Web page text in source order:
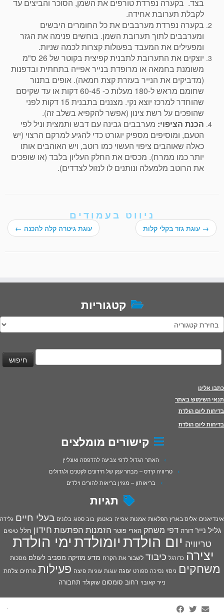
בצד. בקערה נפרדת טורפים את השמן, הסוכר והביצים עד
לקבלת תערובת אחידה.
בקערה נפרדת מערבבים את כל החומרים היבשים
ומערבבים לתוך תערובת השמן. בוחשים פנימה את הגזר
ומפעילים את המעבד בפעולות קצרות לכמה שניות.
יוצקים את התערובת לתבנית קפיצית בקוטר של 26 ס"מ
משומנת בחמאה או מרופדת בנייר אפייה בתחתית ובדפנות
(מדביקים את הנייר בעזרת קצת חמאה). אופים בתנור
שחומם מראש ל-180 מעלות כ- 60-45 דקות או עד שקיסם
שהוחדר למרכז יוצא נקי. מצננים בתבנית 15 דקות לפני
שהופכים על רשת צינון (אפשר להקפיא בשלב זה).
הכנת הציפוי: מערבבים גבינה עם דבש ותמצית וניל לפי
הטעם, ומוסיפים מספיק יוגורט כדי להגיע למרקם הרצוי (יש
כאלה שאוהבים ציפוי העשוי כמו רוטב, ויש האוהבים אותו
יותר כמו ממרח). מכסים את החלק העליון בלבד (או שופכים
את הרוטב מלמעלה ונותנים לו לנזול לצדדים).
ניווט בעמודים
→ עוגת גזר בקלי קלות עוגת גיטרה קלה להכנה ←
קטגוריות
קטגוריות
חיפוש:
כתבו אלינו
תנאי השימוש באתר
בדיחות ליום הולדת
בדיחות ליום הולדת
קישורים מומלצים
האתר הגדול לדפי צביעה להדפסה ואונליין
טריוויה קידס – מבחר ענק של חידונים לקטנים ולגדולים
בריאותון – מגזין בריאות להורים וילדים
תגיות
אינדיאנים אליס בארץ הפלאות אמנות אפייה באטמן בוב ספוג בלונים בעלי חיים גלידה
גליל נייר דורה דפי משחק הארי פוטר הזמנות הפתעות חידון חלל טיפים
טריוויה יום הולדתיומולדתימי הולדת
יצירה כדורגל כיבוד לשבור את הקרח מדע מוזיקה מסביב לעולם מסכות
משחקים ניסוי נסיכה ספורט עוגה עוגות עוגיות פיצה פעילות פרחים צלחת
נייר קאובוי רחוב סומסום שוקולד תחבורה
·